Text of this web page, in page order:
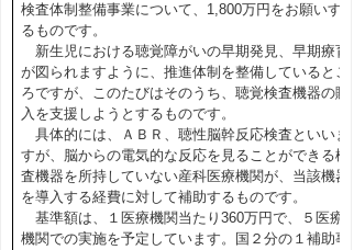
検査体制整備事業について、1,800万円をお願いす
るものです。
新生児における聴覚障がいの早期発見、早期療育
が図られますように、推進体制を整備しているとこ
ろですが、このたびはそのうち、聴覚検査機器の購
入を支援しようとするものです。
具体的には、ＡＢＲ、聴性脳幹反応検査といいま
すが、脳からの電気的な反応を見ることができる検
査機器を所持していない産科医療機関が、当該機器
を導入する経費に対して補助するものです。
基準額は、１医療機関当たり360万円で、５医療
機関での実施を予定しています。国２分の１補助事